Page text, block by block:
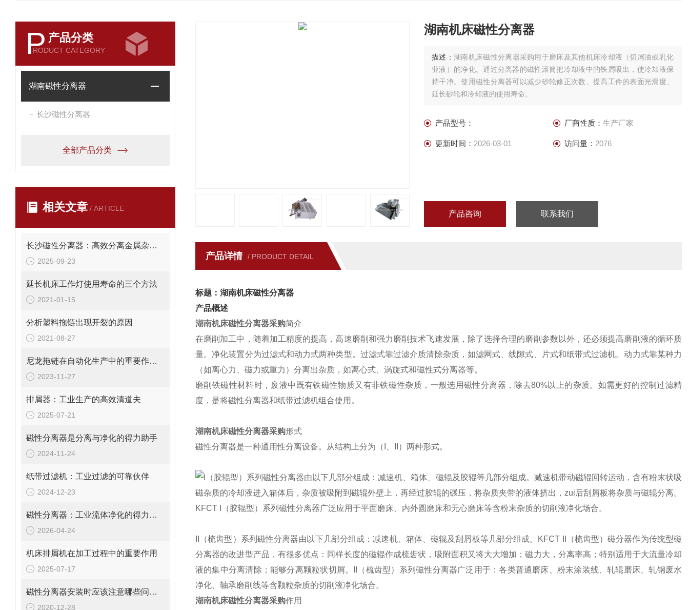
P 产品分类
RODUCT CATEGORY
湖南磁性分离器
长沙磁性分离器
全部产品分类
相关文章 / ARTICLE
长沙磁性分离器：高效分离金属杂质的理想设备
2025-09-23
延长机床工作灯使用寿命的三个方法
2021-01-15
分析塑料拖链出现开裂的原因
2021-08-27
尼龙拖链在自动化生产中的重要作用与优势解析
2023-11-27
排屑器：工业生产的高效清道夫
2025-07-21
磁性分离器是分离与净化的得力助手
2024-11-24
纸带过滤机：工业过滤的可靠伙伴
2024-12-23
磁性分离器：工业流体净化的得力助手
2026-04-24
机床排屑机在加工过程中的重要作用
2025-07-17
磁性分离器安装时应该注意哪些问题？我一起看看吧
2020-12-28
湖南机床磁性分离器
描述：湖南机床磁性分离器采购用于磨床及其他机床冷却液（切屑油或乳化
业液）的净化。通过分离器的磁性滚筒把冷却液中的铁屑吸出，使冷却液保
持干净。使用磁性分离器可以减少砂轮修正次数、提高工件的表面光滑度、
延长砂轮和冷却液的使用寿命。
产品型号： 厂商性质： 生产厂家
更新时间： 2026-03-01 访问量： 2076
产品咨询 联系我们
产品详情 / PRODUCT DETAIL
标题：湖南机床磁性分离器
产品概述
湖南机床磁性分离器采购简介
在磨削加工中，随着加工精度的提高，高速磨削和强力磨削技术飞速发展，除了选择合理的磨削参数以外，还必须提高磨削液的循环质
量。净化装置分为过滤式和动力式两种类型。过滤式靠过滤介质清除杂质，如滤网式、线隙式、片式和纸带式过滤机。动力式靠某种力
（如离心力、磁力或重力）分离出杂质，如离心式、涡旋式和磁性式分离器等。
磨削铁磁性材料时，废液中既有铁磁性物质又有非铁磁性杂质，一般选用磁性分离器，除去80%以上的杂质。如需更好的控制过滤精
度，是将磁性分离器和纸带过滤机组合使用。
湖南机床磁性分离器采购形式
磁性分离器是一种通用性分离设备。从结构上分为（I、II）两种形式。
I（胶辊型）系列磁性分离器由以下几部分组成：减速机、箱体、磁辊及胶辊等几部分组成。减速机带动磁辊回转运动，含有粉末状吸
磁杂质的冷却液进入箱体后，杂质被吸附到磁辊外壁上，再经过胶辊的碾压，将杂质夹带的液体挤出，zui后刮屑板将杂质与磁辊分离。
KFCT I（胶辊型）系列磁性分离器广泛应用于平面磨床、内外圆磨床和无心磨床等含粉末杂质的切削液净化场合。
II（梳齿型）系列磁性分离器由以下几部分组成：减速机、箱体、磁辊及刮屑板等几部分组成。KFCT II（梳齿型）磁分器作为传统型磁
分离器的改进型产品，有很多优点：同样长度的磁辊作成梳齿状，吸附面积又将大大增加；磁力大，分离率高；特别适用于大流量冷却
液的集中分离清除；能够分离颗粒状切屑。II（梳齿型）系列磁性分离器广泛用于：各类普通磨床、粉末涂装线、轧辊磨床、轧钢废水
净化、轴承磨削线等含颗粒杂质的切削液净化场合。
湖南机床磁性分离器采购作用